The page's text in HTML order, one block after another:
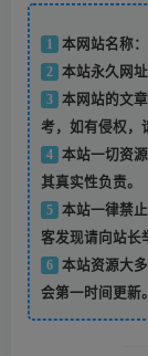
1 本网站名称：
2 本站永久网址
3
本网站的文
考，如有侵权，
4
本站一切资
其真实性负责。
5
本站一律禁
客发现请向站长
6
本站资源大
会第一时间更新。